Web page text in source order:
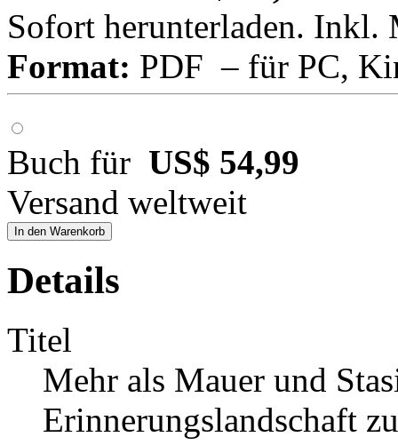
Sofort herunterladen. Inkl.
Format: PDF – für PC,
Buch für US$ 54,99
Versand weltweit
In den Warenkorb
Details
Titel
Mehr als Mauer und
Erinnerungslandschaft